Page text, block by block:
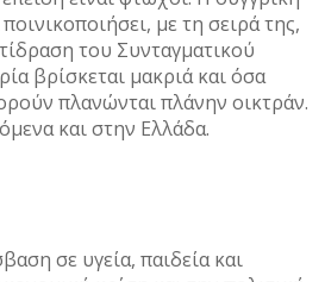
με τη σειρά της,
του Συνταγματικού
βρίσκεται μακριά και όσα
πλανώνται πλάνην οικτράν.
και στην Ελλάδα.
σε υγεία, παιδεία και